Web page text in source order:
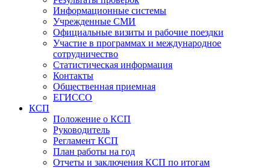
Информационные системы
Учрежденные СМИ
Официальные визиты и рабочие поездки
Участие в программах и международное
сотрудничество
Статистическая информация
Контакты
Общественная приемная
ЕГИССО
КСП
Положение о КСП
Руководитель
Регламент КСП
План работы на год
Отчеты и заключения КСП по итогам